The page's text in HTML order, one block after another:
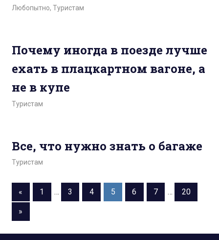
Любопытно, Туристам
Почему иногда в поезде лучше
ехать в плацкартном вагоне, а
не в купе
Туристам
Все, что нужно знать о багаже
Туристам
« 1 … 3 4 5 6 7 … 20
»